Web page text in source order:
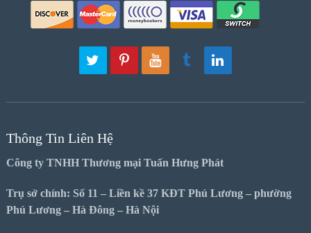
Thông Tin Liên Hệ
Công ty TNHH Thương mại Tuấn Hưng Phát
Trụ sở chính: Số 11 – Liền kề 37 KĐT Phú Lương – phường
Phú Lương – Hà Đông – Hà Nội